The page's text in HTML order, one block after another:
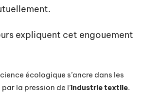
expliquent cet engouement
écologique s’ancre dans les
la pression de l’industrie textile.